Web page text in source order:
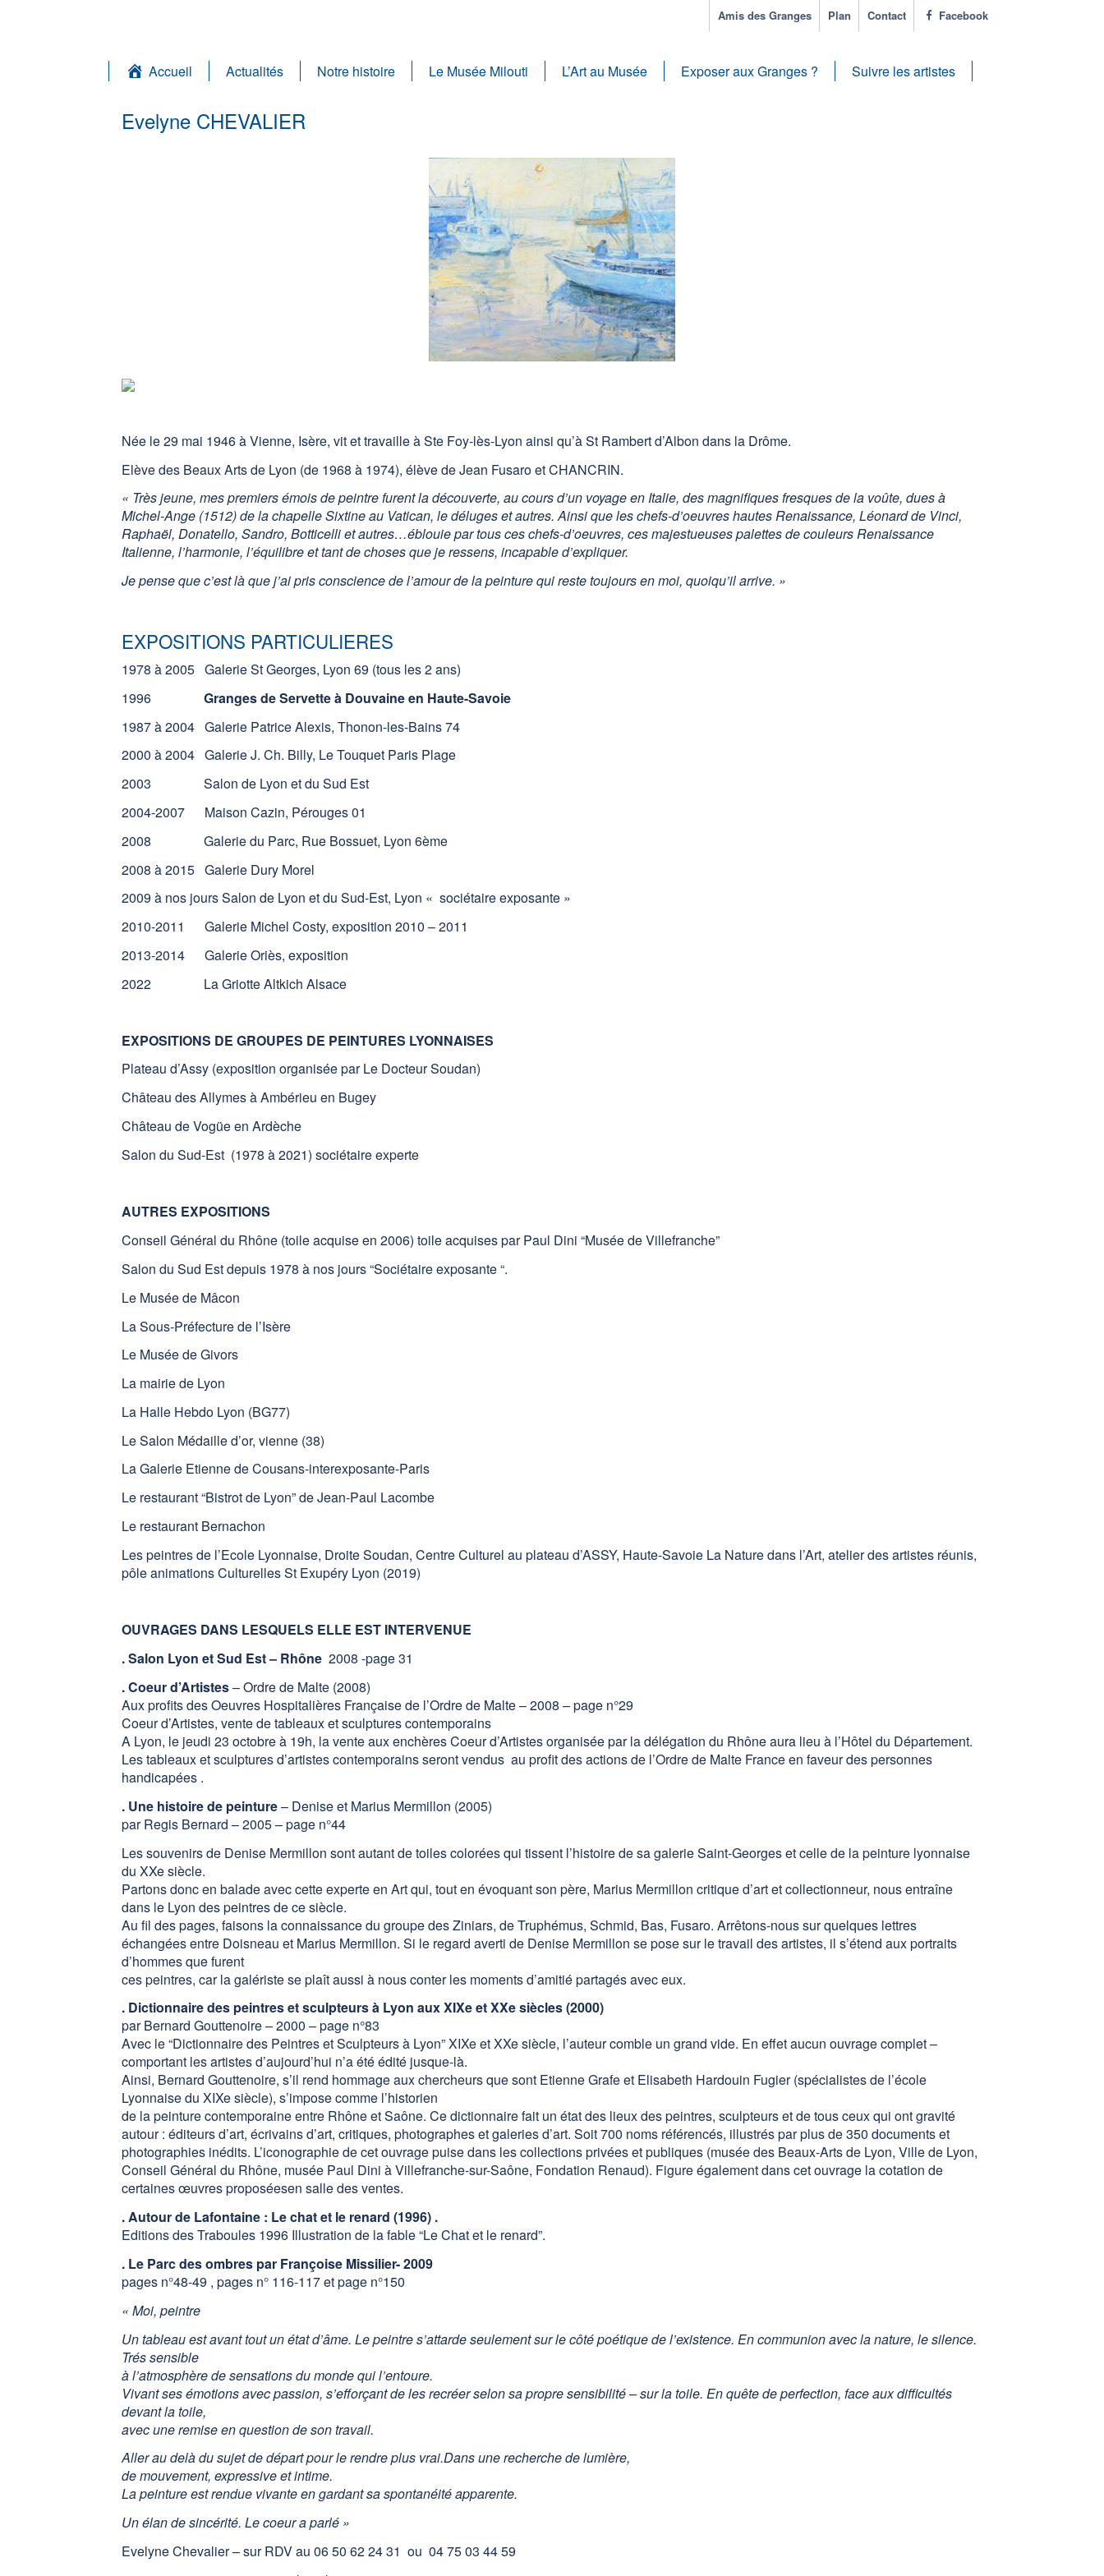
Amis des Granges Plan Contact Facebook
Accueil Actualités Notre histoire Le Musée Milouti L’Art au Musée Exposer aux Granges ? Suivre les artistes
Evelyne CHEVALIER
Née le 29 mai 1946 à Vienne, Isère, vit et travaille à Ste Foy-lès-Lyon ainsi qu’à St Rambert d’Albon dans la Drôme.
Elève des Beaux Arts de Lyon (de 1968 à 1974), élève de Jean Fusaro et CHANCRIN.
« Très jeune, mes premiers émois de peintre furent la découverte, au cours d’un voyage en Italie, des magnifiques fresques de la voûte, dues à
Michel-Ange (1512) de la chapelle Sixtine au Vatican, le déluges et autres. Ainsi que les chefs-d’oeuvres hautes Renaissance, Léonard de Vinci,
Raphaël, Donatello, Sandro, Botticelli et autres…éblouie par tous ces chefs-d’oeuvres, ces majestueuses palettes de couleurs Renaissance
Italienne, l’harmonie, l’équilibre et tant de choses que je ressens, incapable d’expliquer.
Je pense que c’est là que j’ai pris conscience de l’amour de la peinture qui reste toujours en moi, quoiqu’il arrive. »
EXPOSITIONS PARTICULIERES
1978 à 2005 Galerie St Georges, Lyon 69 (tous les 2 ans)
1996 Granges de Servette à Douvaine en Haute-Savoie
1987 à 2004 Galerie Patrice Alexis, Thonon-les-Bains 74
2000 à 2004 Galerie J. Ch. Billy, Le Touquet Paris Plage
2003 Salon de Lyon et du Sud Est
2004-2007 Maison Cazin, Pérouges 01
2008 Galerie du Parc, Rue Bossuet, Lyon 6ème
2008 à 2015 Galerie Dury Morel
2009 à nos jours Salon de Lyon et du Sud-Est, Lyon « sociétaire exposante »
2010-2011 Galerie Michel Costy, exposition 2010 – 2011
2013-2014 Galerie Oriès, exposition
2022 La Griotte Altkich Alsace
EXPOSITIONS DE GROUPES DE PEINTURES LYONNAISES
Plateau d’Assy (exposition organisée par Le Docteur Soudan)
Château des Allymes à Ambérieu en Bugey
Château de Vogüe en Ardèche
Salon du Sud-Est (1978 à 2021) sociétaire experte
AUTRES EXPOSITIONS
Conseil Général du Rhône (toile acquise en 2006) toile acquises par Paul Dini “Musée de Villefranche”
Salon du Sud Est depuis 1978 à nos jours “Sociétaire exposante “.
Le Musée de Mâcon
La Sous-Préfecture de l’Isère
Le Musée de Givors
La mairie de Lyon
La Halle Hebdo Lyon (BG77)
Le Salon Médaille d’or, vienne (38)
La Galerie Etienne de Cousans-interexposante-Paris
Le restaurant “Bistrot de Lyon” de Jean-Paul Lacombe
Le restaurant Bernachon
Les peintres de l’Ecole Lyonnaise, Droite Soudan, Centre Culturel au plateau d’ASSY, Haute-Savoie La Nature dans l’Art, atelier des artistes réunis,
pôle animations Culturelles St Exupéry Lyon (2019)
OUVRAGES DANS LESQUELS ELLE EST INTERVENUE
. Salon Lyon et Sud Est – Rhône 2008 -page 31
. Coeur d’Artistes– Ordre de Malte (2008)
Aux profits des Oeuvres Hospitalières Française de l’Ordre de Malte – 2008 – page n°29
Coeur d’Artistes, vente de tableaux et sculptures contemporains
A Lyon, le jeudi 23 octobre à 19h, la vente aux enchères Coeur d’Artistes organisée par la délégation du Rhône aura lieu à l’Hôtel du Département.
Les tableaux et sculptures d’artistes contemporains seront vendus au profit des actions de l’Ordre de Malte France en faveur des personnes
handicapées .
. Une histoire de peinture– Denise et Marius Mermillon (2005)
par Regis Bernard – 2005 – page n°44
Les souvenirs de Denise Mermillon sont autant de toiles colorées qui tissent l’histoire de sa galerie Saint-Georges et celle de la peinture lyonnaise
du XXe siècle.
Partons donc en balade avec cette experte en Art qui, tout en évoquant son père, Marius Mermillon critique d’art et collectionneur, nous entraîne
dans le Lyon des peintres de ce siècle.
Au fil des pages, faisons la connaissance du groupe des Ziniars, de Truphémus, Schmid, Bas, Fusaro. Arrêtons-nous sur quelques lettres
échangées entre Doisneau et Marius Mermillon. Si le regard averti de Denise Mermillon se pose sur le travail des artistes, il s’étend aux portraits
d’hommes que furent
ces peintres, car la galériste se plaît aussi à nous conter les moments d’amitié partagés avec eux.
. Dictionnaire des peintres et sculpteurs à Lyon aux XIXe et XXe siècles (2000)
par Bernard Gouttenoire – 2000 – page n°83
Avec le “Dictionnaire des Peintres et Sculpteurs à Lyon” XIXe et XXe siècle, l’auteur comble un grand vide. En effet aucun ouvrage complet –
comportant les artistes d’aujourd’hui n’a été édité jusque-là.
Ainsi, Bernard Gouttenoire, s’il rend hommage aux chercheurs que sont Etienne Grafe et Elisabeth Hardouin Fugier (spécialistes de l’école
Lyonnaise du XIXe siècle), s’impose comme l’historien
de la peinture contemporaine entre Rhône et Saône. Ce dictionnaire fait un état des lieux des peintres, sculpteurs et de tous ceux qui ont gravité
autour : éditeurs d’art, écrivains d’art, critiques, photographes et galeries d’art. Soit 700 noms référencés, illustrés par plus de 350 documents et
photographies inédits. L’iconographie de cet ouvrage puise dans les collections privées et publiques (musée des Beaux-Arts de Lyon, Ville de Lyon,
Conseil Général du Rhône, musée Paul Dini à Villefranche-sur-Saône, Fondation Renaud). Figure également dans cet ouvrage la cotation de
certaines œuvres proposéesen salle des ventes.
. Autour de Lafontaine : Le chat et le renard (1996) .
Editions des Traboules 1996 Illustration de la fable “Le Chat et le renard”.
. Le Parc des ombres par Françoise Missilier- 2009
pages n°48-49 , pages n° 116-117 et page n°150
« Moi, peintre
Un tableau est avant tout un état d’âme. Le peintre s’attarde seulement sur le côté poétique de l’existence. En communion avec la nature, le silence.
Trés sensible
à l’atmosphère de sensations du monde qui l’entoure.
Vivant ses émotions avec passion, s’efforçant de les recréer selon sa propre sensibilité – sur la toile. En quête de perfection, face aux difficultés
devant la toile,
avec une remise en question de son travail.
Aller au delà du sujet de départ pour le rendre plus vrai.Dans une recherche de lumière,
de mouvement, expressive et intime.
La peinture est rendue vivante en gardant sa spontanéité apparente.
Un élan de sincérité. Le coeur a parlé »
Evelyne Chevalier – sur RDV au 06 50 62 24 31 ou 04 75 03 44 59